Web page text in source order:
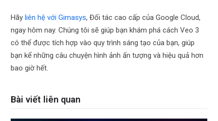
Hãyliên hệ với Gimasys, Đối tác cao cấp của Google Cloud,
ngay hôm nay. Chúng tôi sẽ giúp bạn khám phá cách Veo 3
có thể được tích hợp vào quy trình sáng tạo của bạn, giúp
bạn kể những câu chuyện hình ảnh ấn tượng và hiệu quả hơn
bao giờ hết.
Bài viết liên quan